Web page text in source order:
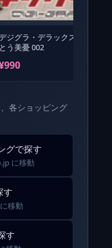
ジグラ・デラックス い
とう美憂 002
各ショッピング
グで探す
に移動
す
移動
す